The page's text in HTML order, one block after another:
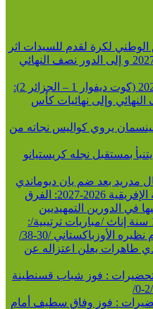
لكرة لقدم للسيدات اثر
تأهلهن الى مونديال البرازيل 2027 و إلى الدور نصف النهائي
كأس أمم إفريقيا للسيدات 2026 (كوت ديفوار 1 – الجزائر 2):
وإلى نهائيات كأس
يروي كواليس نجاته من
بمستقبل نجله كريستيانو
قرعة منافسات ما بين الأندية الإفريقية 2026-2027: الفرق
في الدورين التمهيديين
كرة اليد / مونديال أقل من 18 سنة إناث /مباريات ترتيبية/:
الأوزباكستاني /30-38/
طاهرات يعلن اعتزاله عن
تحضيرات : فوز شباب قسنطينة
: فوز وفاق سطيف أمام